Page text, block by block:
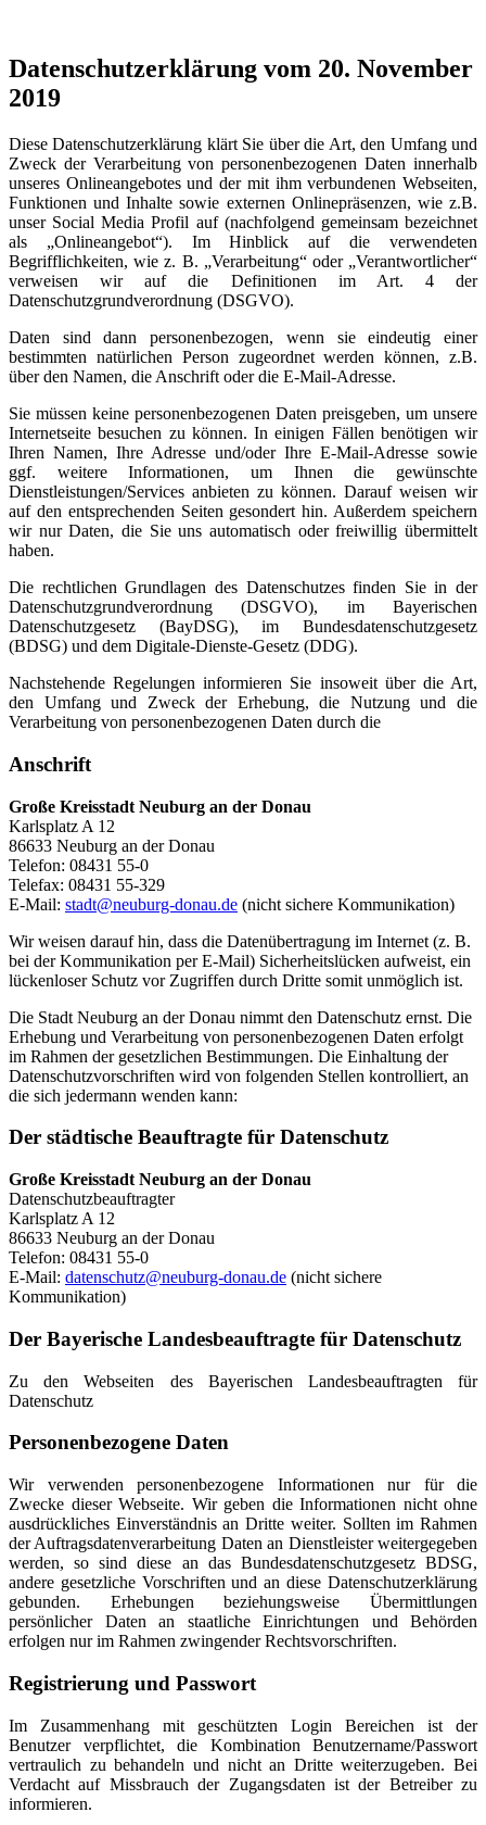
Datenschutzerklärung vom 20. November
2019
Diese Datenschutzerklärung klärt Sie über die Art, den Umfang und
Zweck der Verarbeitung von personenbezogenen Daten innerhalb
unseres Onlineangebotes und der mit ihm verbundenen Webseiten,
Funktionen und Inhalte sowie externen Onlinepräsenzen, wie z.B.
unser Social Media Profil auf (nachfolgend gemeinsam bezeichnet
als „Onlineangebot“). Im Hinblick auf die verwendeten
Begrifflichkeiten, wie z. B. „Verarbeitung“ oder „Verantwortlicher“
verweisen wir auf die Definitionen im Art. 4 der
Datenschutzgrundverordnung (DSGVO).
Daten sind dann personenbezogen, wenn sie eindeutig einer
bestimmten natürlichen Person zugeordnet werden können, z.B.
über den Namen, die Anschrift oder die E-Mail-Adresse.
Sie müssen keine personenbezogenen Daten preisgeben, um unsere
Internetseite besuchen zu können. In einigen Fällen benötigen wir
Ihren Namen, Ihre Adresse und/oder Ihre E-Mail-Adresse sowie
ggf. weitere Informationen, um Ihnen die gewünschte
Dienstleistungen/Services anbieten zu können. Darauf weisen wir
auf den entsprechenden Seiten gesondert hin. Außerdem speichern
wir nur Daten, die Sie uns automatisch oder freiwillig übermittelt
haben.
Die rechtlichen Grundlagen des Datenschutzes finden Sie in der
Datenschutzgrundverordnung (DSGVO), im Bayerischen
Datenschutzgesetz (BayDSG), im Bundesdatenschutzgesetz
(BDSG) und dem Digitale-Dienste-Gesetz (DDG).
Nachstehende Regelungen informieren Sie insoweit über die Art,
den Umfang und Zweck der Erhebung, die Nutzung und die
Verarbeitung von personenbezogenen Daten durch die
Anschrift
Große Kreisstadt Neuburg an der Donau
Karlsplatz A 12
86633 Neuburg an der Donau
Telefon: 08431 55-0
Telefax: 08431 55-329
E-Mail: stadt@neuburg-donau.de (nicht sichere Kommunikation)
Wir weisen darauf hin, dass die Datenübertragung im Internet (z. B.
bei der Kommunikation per E-Mail) Sicherheitslücken aufweist, ein
lückenloser Schutz vor Zugriffen durch Dritte somit unmöglich ist.
Die Stadt Neuburg an der Donau nimmt den Datenschutz ernst. Die
Erhebung und Verarbeitung von personenbezogenen Daten erfolgt
im Rahmen der gesetzlichen Bestimmungen. Die Einhaltung der
Datenschutzvorschriften wird von folgenden Stellen kontrolliert, an
die sich jedermann wenden kann:
Der städtische Beauftragte für Datenschutz
Große Kreisstadt Neuburg an der Donau
Datenschutzbeauftragter
Karlsplatz A 12
86633 Neuburg an der Donau
Telefon: 08431 55-0
E-Mail: datenschutz@neuburg-donau.de (nicht sichere
Kommunikation)
Der Bayerische Landesbeauftragte für Datenschutz
Zu den Webseiten des Bayerischen Landesbeauftragten für
Datenschutz
Personenbezogene Daten
Wir verwenden personenbezogene Informationen nur für die
Zwecke dieser Webseite. Wir geben die Informationen nicht ohne
ausdrückliches Einverständnis an Dritte weiter. Sollten im Rahmen
der Auftragsdatenverarbeitung Daten an Dienstleister weitergegeben
werden, so sind diese an das Bundesdatenschutzgesetz BDSG,
andere gesetzliche Vorschriften und an diese Datenschutzerklärung
gebunden. Erhebungen beziehungsweise Übermittlungen
persönlicher Daten an staatliche Einrichtungen und Behörden
erfolgen nur im Rahmen zwingender Rechtsvorschriften.
Registrierung und Passwort
Im Zusammenhang mit geschützten Login Bereichen ist der
Benutzer verpflichtet, die Kombination Benutzername/Passwort
vertraulich zu behandeln und nicht an Dritte weiterzugeben. Bei
Verdacht auf Missbrauch der Zugangsdaten ist der Betreiber zu
informieren.